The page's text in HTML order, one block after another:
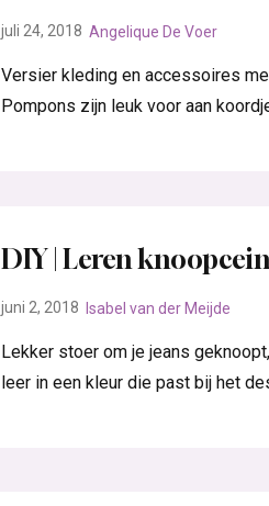
Versier kleding en accessoires
Pompons zijn leuk voor aan
juli 24, 2018 Angelique De Voer
DIY | Leren
Lekker stoer om je jeans
leer in een kleur die past bij het
juni 2, 2018 Isabel van der Meijde